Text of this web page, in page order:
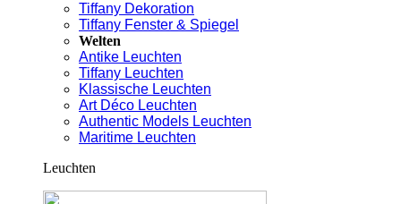
Tiffany Dekoration
Tiffany Fenster & Spiegel
Welten
Antike Leuchten
Tiffany Leuchten
Klassische Leuchten
Art Déco Leuchten
Authentic Models Leuchten
Maritime Leuchten
Leuchten